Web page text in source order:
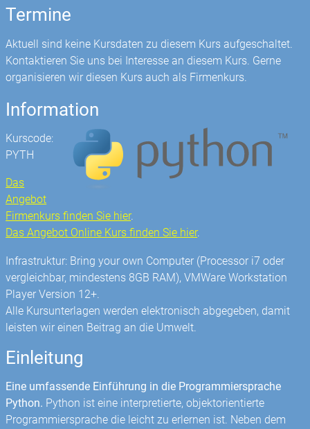
Termine
Aktuell sind keine Kursdaten zu diesem Kurs aufgeschaltet.
Kontaktieren Sie uns bei Interesse an diesem Kurs. Gerne
organisieren wir diesen Kurs auch als Firmenkurs.
Information
Kurscode:
PYTH
Das
Angebot
Firmenkurs finden Sie hier.
Das Angebot Online Kurs finden Sie hier.
Infrastruktur: Bring your own Computer (Processor i7 oder
vergleichbar, mindestens 8GB RAM), VMWare Workstation
Player Version 12+.
Alle Kursunterlagen werden elektronisch abgegeben, damit
leisten wir einen Beitrag an die Umwelt.
Einleitung
Eine umfassende Einführung in die Programmiersprache
Python. Python ist eine interpretierte, objektorientierte
Programmiersprache die leicht zu erlernen ist. Neben dem